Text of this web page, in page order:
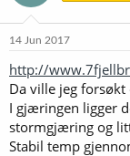
14 Jun 2017
http://
Da ville jeg forsøkt
I gjæringen ligger
stormgjæring og
Stabil temp